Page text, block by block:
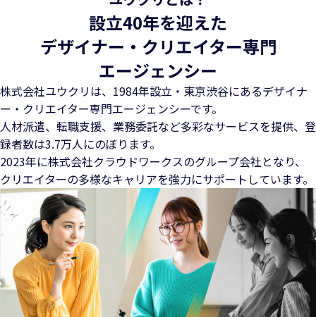
設立40年を迎えた
デザイナー・クリエイター専門
エージェンシー
株式会社ユウクリは、1984年設立・東京渋谷にあるデザイナ
ー・クリエイター専門エージェンシーです。
人材派遣、転職支援、業務委託など多彩なサービスを提供、 登
録者数は3.7万人にのぼります。
2023年に株式会社クラウドワークスのグループ会社となり、
クリエイターの多様なキャリアを強力にサポートしています。